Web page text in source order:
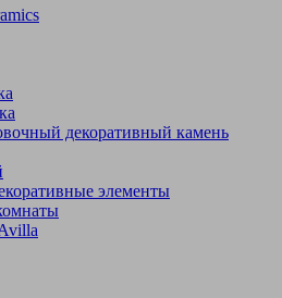
декоративный камень
элементы